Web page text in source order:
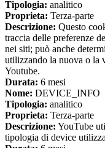
Tipologia: analitico
Proprieta: Terza-parte
Descrizione: Questo
traccia delle preferenze
nei siti; può anche
utilizzando la nuova o la
Youtube.
Durata: 6 mesi
Nome: DEVICE_INFO
Tipologia: analitico
Proprieta: Terza-parte
Descrizione: YouTube
tipologia di device